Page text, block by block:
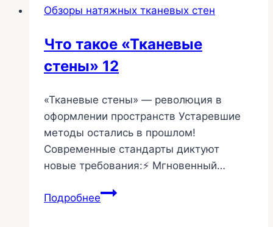
10
Обзоры натяжных тканевых стен
Что такое «Тканевые
стены» 12
«Тканевые стены» — революция в
оформлении пространств Устаревшие
методы остались в прошлом!
Современные стандарты диктуют
новые требования:⚡ Мгновенный…
ПодробнееЧто